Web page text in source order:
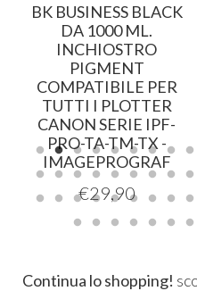
BK BUSINESS BLACK
DA 1000 ML.
INCHIOSTRO
PIGMENT
COMPATIBILE PER
TUTTI I PLOTTER
CANON SERIE IPF-
PRO-TA-TM-TX -
IMAGEPROGRAF
€29,90
Continua lo shopping!